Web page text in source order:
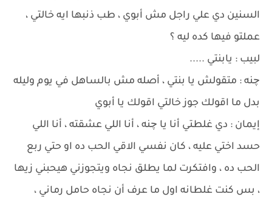
السنين دي علي راجل مش أبوي ، طب ذنبها ايه خالتي ،
عملتو فيها كده ليه ؟
لبيب : يابنتي .....
چنه : متقولش يا بنتي ، أصله مش بالساهل في يوم وليله
بدل ما اقولك جوز خالتي اقولك يا أبوي
إيمان : دي غلطتي أنا يا چنه ، أنا اللي عشقته ، أنا اللي
حسد اختي عليه ، كان نفسي الاقي الحب ده او حتي ربع
الحب ده ، وافتكرت لما يطلق نجاه ويتجوزني هيحبني زيها
، بس كنت غلطانه اول ما عرف أن نجاه حامل رماني ،